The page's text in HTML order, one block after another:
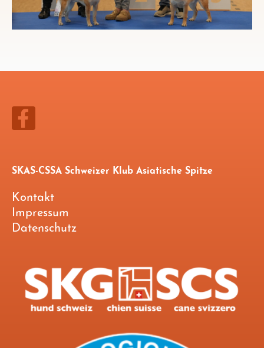
SKAS-CSSA Schweizer Klub Asiatische Spitze
Kontakt
Impressum
Datenschutz